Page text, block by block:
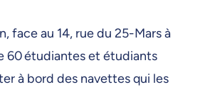
face au 14, rue du 25-Mars à
60 étudiantes et étudiants
à bord des navettes qui les